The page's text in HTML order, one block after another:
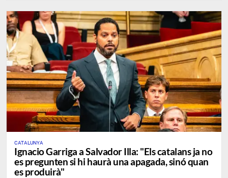
CATALUNYA
Ignacio Garriga a Salvador Illa: "Els catalans ja no
es pregunten si hi haurà una apagada, sinó quan
es produirà"